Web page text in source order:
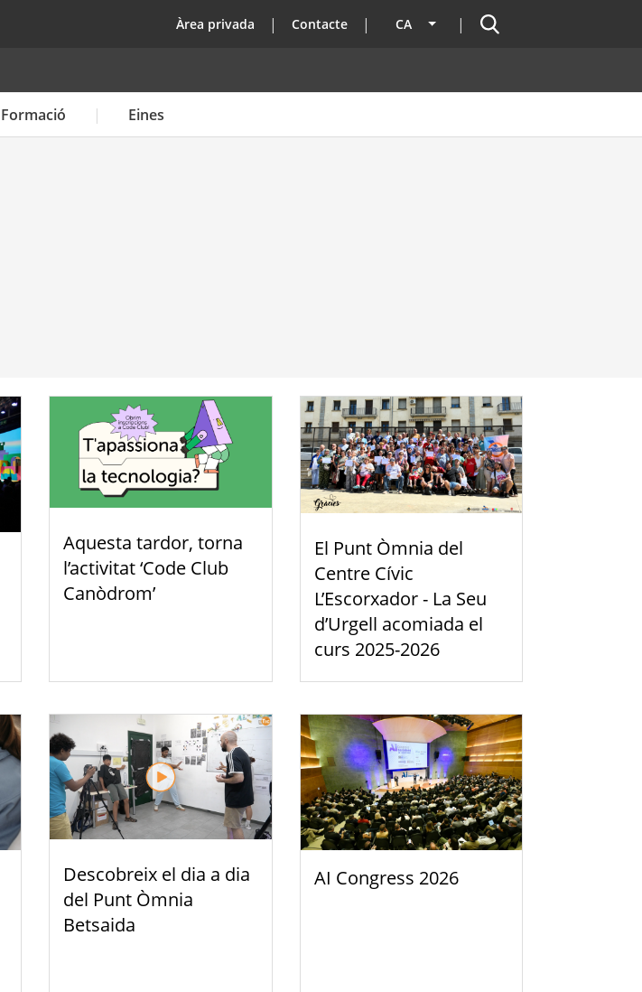
top
Àrea privada Contacte CA Llista les accions addicionals
Cercador
Formació Eines
Aquesta tardor, torna
l’activitat ‘Code Club
Canòdrom’
El Punt Òmnia del
Centre Cívic
L’Escorxador - La Seu
d’Urgell acomiada el
curs 2025-2026
Descobreix el dia a dia
del Punt Òmnia
Betsaida
AI Congress 2026